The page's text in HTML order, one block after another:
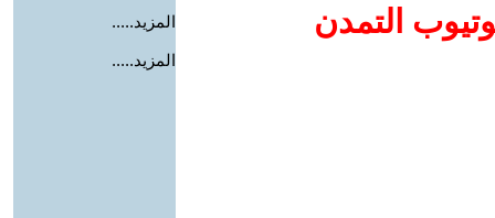
التمدن
المزيد.....
المزيد.....